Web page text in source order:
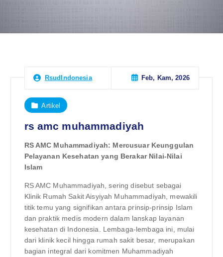
RsudIndonesia Feb, Kam, 2026
Artikel
rs amc muhammadiyah
RS AMC Muhammadiyah: Mercusuar Keunggulan
Pelayanan Kesehatan yang Berakar Nilai-Nilai
Islam
RS AMC Muhammadiyah, sering disebut sebagai
Klinik Rumah Sakit Aisyiyah Muhammadiyah, mewakili
titik temu yang signifikan antara prinsip-prinsip Islam
dan praktik medis modern dalam lanskap layanan
kesehatan di Indonesia. Lembaga-lembaga ini, mulai
dari klinik kecil hingga rumah sakit besar, merupakan
bagian integral dari komitmen Muhammadiyah